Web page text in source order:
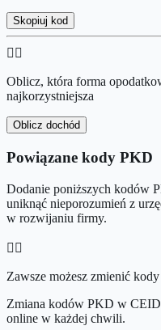
Skopiuj kod
👉🏻
Oblicz, która forma
najkorzystniejsza
Oblicz dochód
Powiązane kody PKD
Dodanie poniższych kodów
uniknąć nieporozumień z
w rozwijaniu firmy.
👉🏻
Zawsze możesz zmienić
Zmiana kodów PKD w
online w każdej chwili.